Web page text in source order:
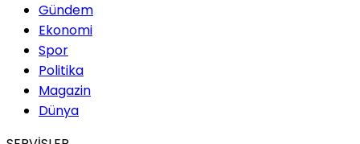
Gündem
Ekonomi
Spor
Politika
Magazin
Dünya